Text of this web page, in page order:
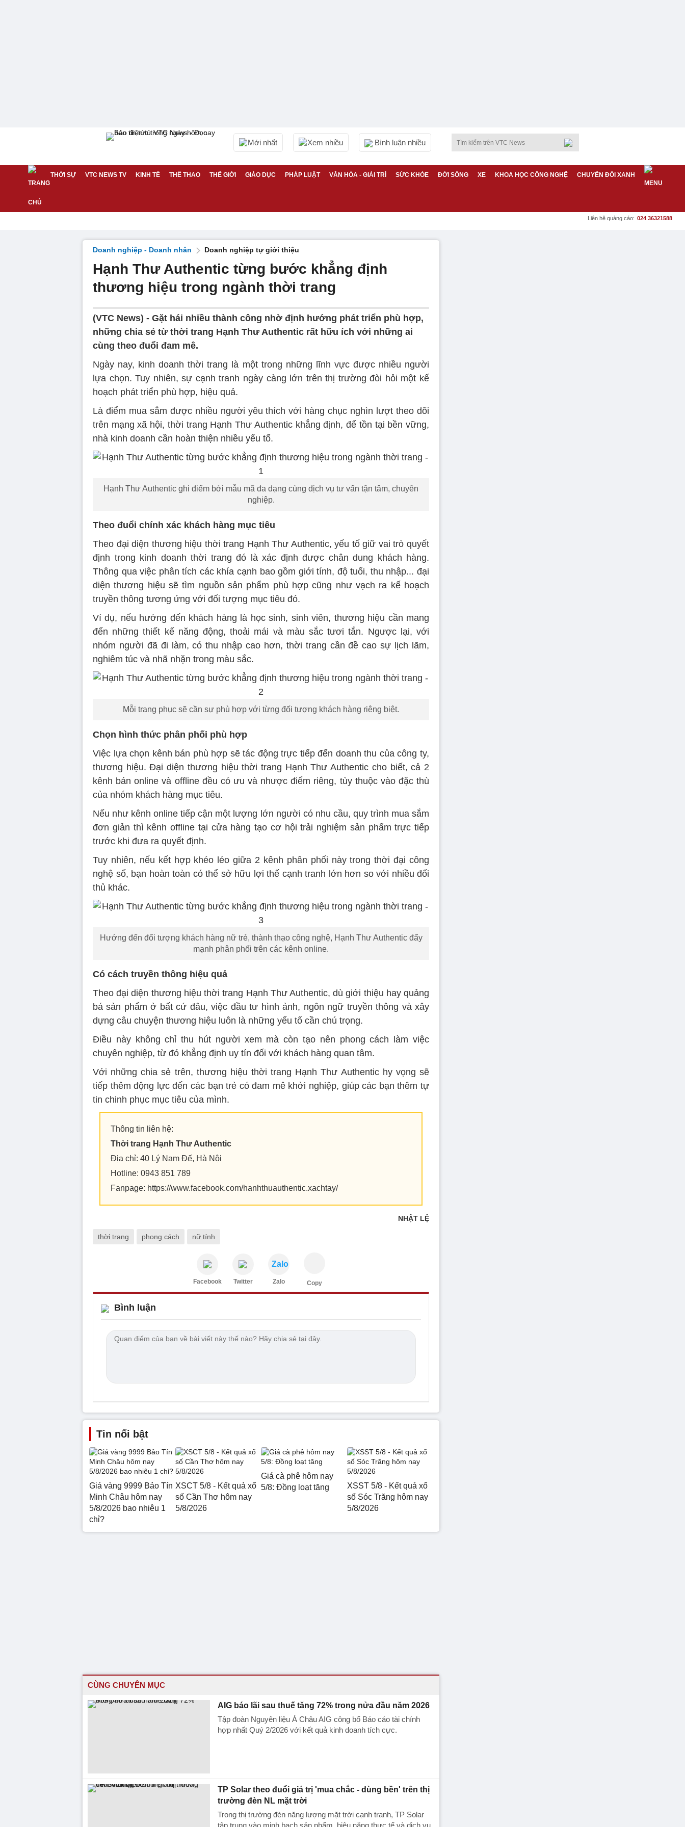
Mới nhất Xem nhiều Bình luận nhiều
THỜI SỰ VTC NEWS TV KINH TẾ THỂ THAO THẾ GIỚI GIÁO DỤC PHÁP LUẬT VĂN HÓA - GIẢI TRÍ SỨC KHỎE ĐỜI SỐNG XE KHOA HỌC CÔNG NGHỆ CHUYỂN ĐỔI XANH
Liên hệ quảng cáo: 024 36321588
Doanh nghiệp - Doanh nhân Doanh nghiệp tự giới thiệu
Hạnh Thư Authentic từng bước khẳng định
thương hiệu trong ngành thời trang
(VTC News) - Gặt hái nhiều thành công nhờ định hướng phát triển phù hợp,
những chia sẻ từ thời trang Hạnh Thư Authentic rất hữu ích với những ai
cùng theo đuổi đam mê.
Ngày nay, kinh doanh thời trang là một trong những lĩnh vực được nhiều người
lựa chọn. Tuy nhiên, sự cạnh tranh ngày càng lớn trên thị trường đòi hỏi một kế
hoạch phát triển phù hợp, hiệu quả.
Là điểm mua sắm được nhiều người yêu thích với hàng chục nghìn lượt theo dõi
trên mạng xã hội, thời trang Hạnh Thư Authentic khẳng định, để tồn tại bền vững,
nhà kinh doanh cần hoàn thiện nhiều yếu tố.
Hạnh Thư Authentic ghi điểm bởi mẫu mã đa dạng cùng dịch vụ tư vấn tận tâm, chuyên
nghiệp.
Theo đuổi chính xác khách hàng mục tiêu
Theo đại diện thương hiệu thời trang Hạnh Thư Authentic, yếu tố giữ vai trò quyết
định trong kinh doanh thời trang đó là xác định được chân dung khách hàng.
Thông qua việc phân tích các khía cạnh bao gồm giới tính, độ tuổi, thu nhập... đại
diện thương hiệu sẽ tìm nguồn sản phẩm phù hợp cũng như vạch ra kế hoạch
truyền thông tương ứng với đối tượng mục tiêu đó.
Ví dụ, nếu hướng đến khách hàng là học sinh, sinh viên, thương hiệu cần mang
đến những thiết kế năng động, thoải mái và màu sắc tươi tắn. Ngược lại, với
nhóm người đã đi làm, có thu nhập cao hơn, thời trang cần đề cao sự lịch lãm,
nghiêm túc và nhã nhặn trong màu sắc.
Mỗi trang phục sẽ cần sự phù hợp với từng đối tượng khách hàng riêng biệt.
Chọn hình thức phân phối phù hợp
Việc lựa chọn kênh bán phù hợp sẽ tác động trực tiếp đến doanh thu của công ty,
thương hiệu. Đại diện thương hiệu thời trang Hạnh Thư Authentic cho biết, cả 2
kênh bán online và offline đều có ưu và nhược điểm riêng, tùy thuộc vào đặc thù
của nhóm khách hàng mục tiêu.
Nếu như kênh online tiếp cận một lượng lớn người có nhu cầu, quy trình mua sắm
đơn giản thì kênh offline tại cửa hàng tạo cơ hội trải nghiệm sản phẩm trực tiếp
trước khi đưa ra quyết định.
Tuy nhiên, nếu kết hợp khéo léo giữa 2 kênh phân phối này trong thời đại công
nghệ số, bạn hoàn toàn có thể sở hữu lợi thế cạnh tranh lớn hơn so với nhiều đối
thủ khác.
Hướng đến đối tượng khách hàng nữ trẻ, thành thạo công nghệ, Hạnh Thư Authentic đẩy
mạnh phân phối trên các kênh online.
Có cách truyền thông hiệu quả
Theo đại diện thương hiệu thời trang Hạnh Thư Authentic, dù giới thiệu hay quảng
bá sản phẩm ở bất cứ đâu, việc đầu tư hình ảnh, ngôn ngữ truyền thông và xây
dựng câu chuyện thương hiệu luôn là những yếu tố cần chú trọng.
Điều này không chỉ thu hút người xem mà còn tạo nên phong cách làm việc
chuyên nghiệp, từ đó khẳng định uy tín đối với khách hàng quan tâm.
Với những chia sẻ trên, thương hiệu thời trang Hạnh Thư Authentic hy vọng sẽ
tiếp thêm động lực đến các bạn trẻ có đam mê khởi nghiệp, giúp các bạn thêm tự
tin chinh phục mục tiêu của mình.
Thông tin liên hệ:
Thời trang Hạnh Thư Authentic
Địa chỉ: 40 Lý Nam Đế, Hà Nội
Hotline: 0943 851 789
Fanpage: https://www.facebook.com/hanhthuauthentic.xachtay/
NHẬT LỆ
thời trang phong cách nữ tính
Facebook Twitter
Zalo
Zalo Copy
Bình luận
Tin nổi bật
Giá vàng 9999 Bảo Tín
Minh Châu hôm nay
5/8/2026 bao nhiêu 1
chỉ?
XSCT 5/8 - Kết quả xổ
số Cần Thơ hôm nay
5/8/2026
Giá cà phê hôm nay
5/8: Đồng loạt tăng
XSST 5/8 - Kết quả xổ
số Sóc Trăng hôm nay
5/8/2026
CÙNG CHUYÊN MỤC
AIG báo lãi sau thuế tăng 72% trong nửa đầu năm 2026
Tập đoàn Nguyên liệu Á Châu AIG công bố Báo cáo tài chính
hợp nhất Quý 2/2026 với kết quả kinh doanh tích cực.
TP Solar theo đuổi giá trị 'mua chắc - dùng bền' trên thị
trường đèn NL mặt trời
Trong thị trường đèn năng lượng mặt trời cạnh tranh, TP Solar
tập trung vào minh bạch sản phẩm, hiệu năng thực tế và dịch vụ